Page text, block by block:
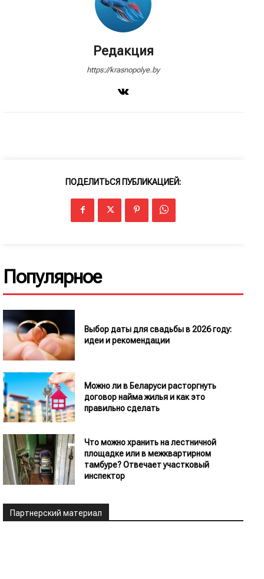
Редакция
https://krasnopolye.by
ПОДЕЛИТЬСЯ ПУБЛИКАЦИЕЙ:
Популярное
Выбор даты для свадьбы в 2026 году:
идеи и рекомендации
Можно ли в Беларуси расторгнуть
договор найма жилья и как это
правильно сделать
Что можно хранить на лестничной
площадке или в межквартирном
тамбуре? Отвечает участковый
инспектор
Партнерский материал